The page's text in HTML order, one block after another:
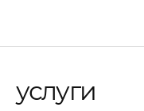
услуги